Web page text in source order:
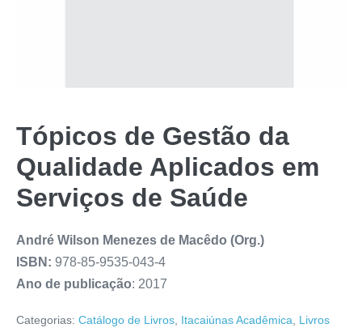
Tópicos de Gestão da
Qualidade Aplicados em
Serviços de Saúde
André Wilson Menezes de Macêdo (Org.)
ISBN : 978-85-9535-043-4
Ano de publicação: 2017
Categorias: Catálogo de Livros, Itacaiúnas Acadêmica, Livros